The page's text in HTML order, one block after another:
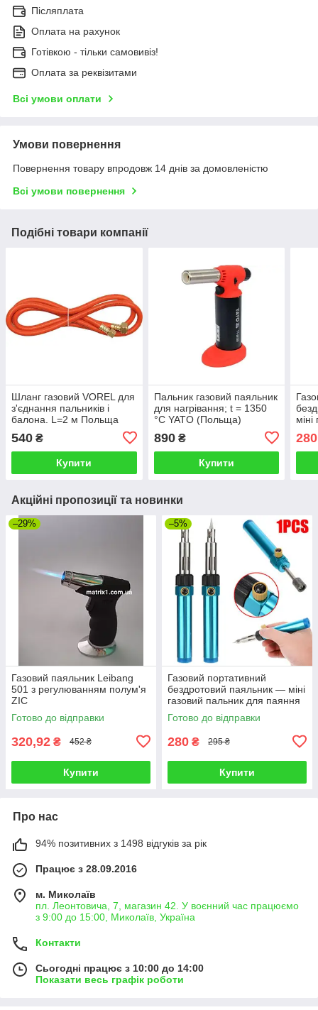
Післяплата
Оплата на рахунок
Готівкою - тільки самовивіз!
Оплата за реквізитами
Всі умови оплати
Умови повернення
Повернення товару впродовж 14 днів за домовленістю
Всі умови повернення
Подібні товари компанії
Шланг газовий VOREL для
з'єднання пальників і
балона. L=2 м Польща
540 ₴
Купити
Пальник газовий паяльник
для нагрівання; t = 1350
°C YATO (Польща)
890₴
Купити
280
Акційні пропозиції та новинки
–29%
Газовий паяльник Leibang
501 з регулюванням полум'я
ZIC
Готово до відправки
320,92 ₴ 452 ₴
Купити
–5%
Газовий портативний
бездротовий паяльник — міні
газовий пальник для паяння
70-100w
Готово до відправки
280 ₴ 295 ₴
Купити
Про нас
94% позитивних з 1498 відгуків за рік
Працює з 28.09.2016
м. Миколаїв
пл. Леонтовича, 7, магазин 42. У воєнний час працюємо
з 9:00 до 15:00, Миколаїв, Україна
Контакти
Сьогодні працює з 10:00 до 14:00
Показати весь графік роботи